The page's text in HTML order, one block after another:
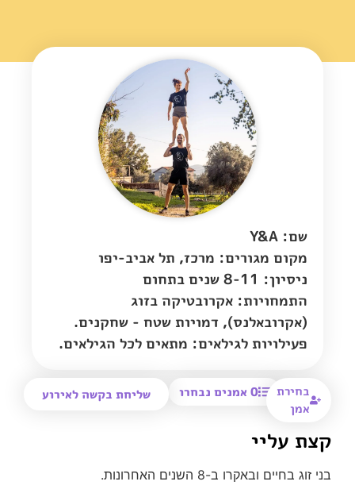
שם: Y&A
מקום מגורים: מרכז, תל אביב-יפו
ניסיון: 8-11 שנים בתחום
התמחויות: אקרובטיקה בזוג
(אקרובאלנס), דמויות שטח - שחקנים.
פעילויות לגילאים: מתאים לכל הגילאים.
קצת עליי
בני זוג בחיים ובאקרו ב-8 השנים האחרונות.
בחירת
אמן
0 אמנים נבחרו שליחת בקשה לאירוע